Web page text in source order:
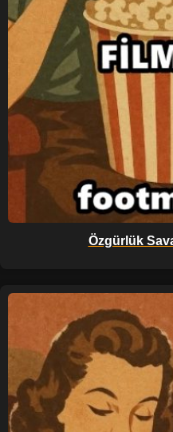
Özgürlük